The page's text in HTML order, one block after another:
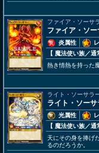
ファイア・ソーサ
ファイア・ソー
炎属性
【 魔法使い族／通
熱き情熱を持った
ライト・ソーサラ
ライト・ソーサ
光属性
【 魔法使い族／通
天にその身を捧げ
るのだろうか。